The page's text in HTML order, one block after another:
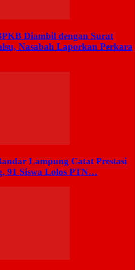
Diambil dengan Surat
Nasabah Laporkan Perkara
Lampung Catat Prestasi
91 Siswa Lolos PTN…